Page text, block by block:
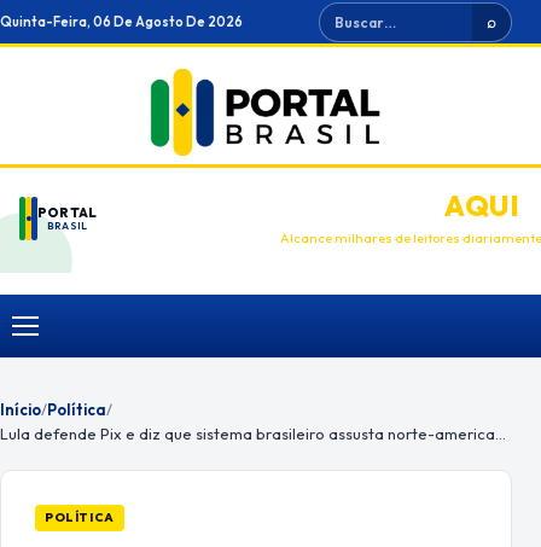
Ir
para
Quinta-Feira, 06 De Agosto De 2026 Buscar ⌕
PORTAL
BRASIL
ANUNCIEAQUI
Alcance milhares de leitores diariamente
Menu
Início/Política/
POLÍTICA